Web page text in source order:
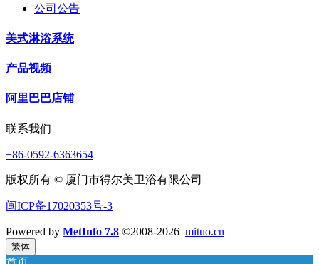
公司公告
美式淋浴系统
产品视频
阿里巴巴店铺
联系我们
+86-0592-6363654
版权所有 © 厦门市得尔美卫浴有限公司
闽ICP备17020353号-3
Powered by MetInfo 7.8 ©2008-2026 mituo.cn
繁体